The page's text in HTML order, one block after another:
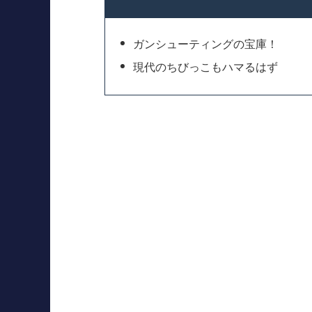
ガンシューティングの宝庫！
現代のちびっこもハマるはず